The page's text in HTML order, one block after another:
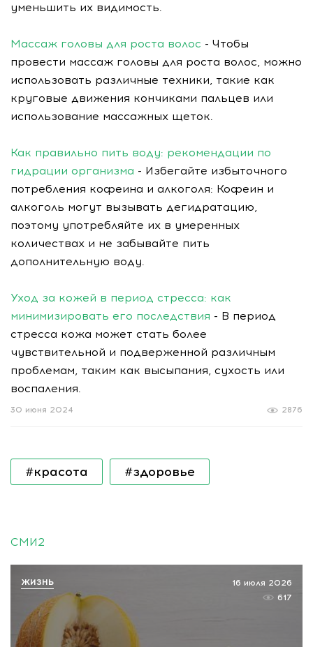
уменьшить их видимость.
Массаж головы для роста волос - Чтобы
провести массаж головы для роста волос, можно
использовать различные техники, такие как
круговые движения кончиками пальцев или
использование массажных щеток.
Как правильно пить воду: рекомендации по
гидрации организма - Избегайте избыточного
потребления кофеина и алкоголя: Кофеин и
алкоголь могут вызывать дегидратацию,
поэтому употребляйте их в умеренных
количествах и не забывайте пить
дополнительную воду.
Уход за кожей в период стресса: как
минимизировать его последствия - В период
стресса кожа может стать более
чувствительной и подверженной различным
проблемам, таким как высыпания, сухость или
воспаления.
2876
30 июня 2024
#красота #здоровье
СМИ2
16 июля 2026
617
ЖИЗНЬ